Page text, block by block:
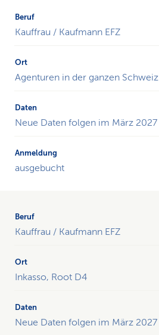
Kauffrau / Kaufmann EFZ
Agenturen in der ganzen Schweiz
Neue Daten folgen im März 2027
ausgebucht
Kauffrau / Kaufmann EFZ
Inkasso, Root D4
Neue Daten folgen im März 2027